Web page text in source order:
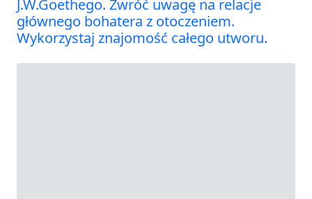
J.W.Goethego. Zwróć uwagę na relacje
głównego bohatera z otoczeniem.
Wykorzystaj znajomość całego utworu.